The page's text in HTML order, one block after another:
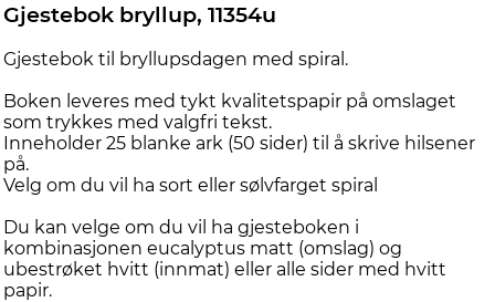
Gjestebok bryllup, 11354u
Gjestebok til bryllupsdagen med spiral.
Boken leveres med tykt kvalitetspapir på omslaget
som trykkes med valgfri tekst.
Inneholder 25 blanke ark (50 sider) til å skrive hilsener
på.
Velg om du vil ha sort eller sølvfarget spiral
Du kan velge om du vil ha gjesteboken i
kombinasjonen eucalyptus matt (omslag) og
ubestrøket hvitt (innmat) eller alle sider med hvitt
papir.